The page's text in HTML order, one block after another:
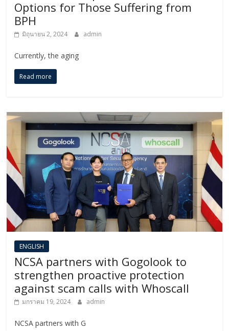
Options for Those Suffering from
BPH
มิถุนายน 2, 2024 admin
Currently, the aging
Read more
ENGLISH​
NCSA partners with Gogolook to
strengthen proactive protection
against scam calls with Whoscall
มกราคม 19, 2024 admin
NCSA partners with G